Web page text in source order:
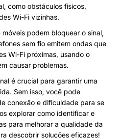
como obstáculos físicos,
Wi-Fi vizinhas.
podem bloquear o sinal,
sem fio emitem ondas que
Wi-Fi próximas, usando o
causar problemas.
é crucial para garantir uma
Sem isso, você pode
conexão e dificuldade para se
explorar como identificar e
para melhorar a qualidade da
descobrir soluções eficazes!